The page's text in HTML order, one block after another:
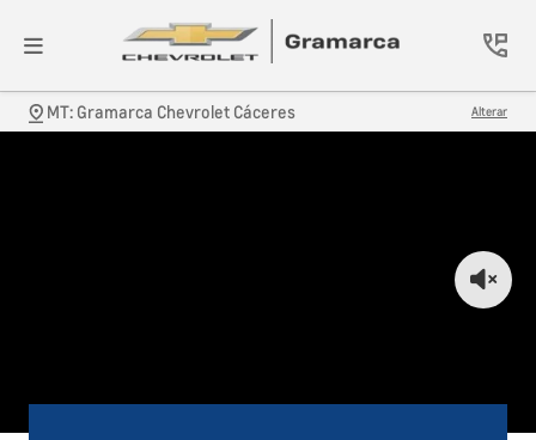
MT: Gramarca Chevrolet Cáceres Alterar